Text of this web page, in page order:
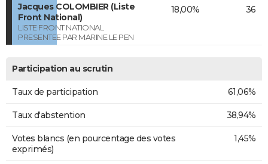
Jacques COLOMBIER (Liste
Front National)
LISTE FRONT NATIONAL
PRESENTEE PAR MARINE LE PEN
18,00% 36
Participation au scrutin
Taux de participation 61,06%
Taux d'abstention 38,94%
Votes blancs (en pourcentage des votes
exprimés)
1,45%